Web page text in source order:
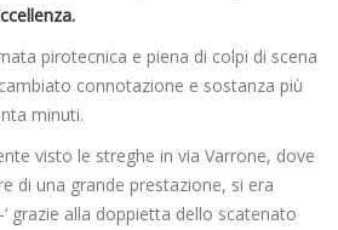
pirotecnica e piena di colpi di scena
connotazione e sostanza più
minuti.
visto le streghe in via Varrone, dove
di una grande prestazione, si era
grazie alla doppietta dello scatenato